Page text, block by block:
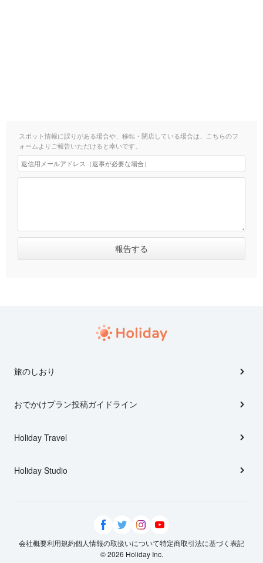
スポット情報に誤りがある場合や、移転・閉店している場合は、こちらのフ
ォームよりご報告いただけると幸いです。
旅のしおり
おでかけプラン投稿ガイドライン
Holiday Travel
Holiday Studio
会社概要利用規約個人情報の取扱いについて特定商取引法に基づく表記
© 2026 Holiday Inc.